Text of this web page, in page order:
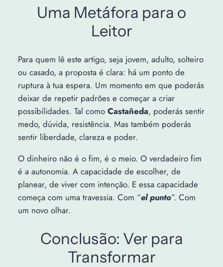
Uma Metáfora para o
Leitor
Para quem lê este artigo, seja jovem, adulto, solteiro
ou casado, a proposta é clara: há um ponto de
ruptura à tua espera. Um momento em que poderás
deixar de repetir padrões e começar a criar
possibilidades. Tal como Castañeda, poderás sentir
medo, dúvida, resistência. Mas também poderás
sentir liberdade, clareza e poder.
O dinheiro não é o fim, é o meio. O verdadeiro fim
é a autonomia. A capacidade de escolher, de
planear, de viver com intenção. E essa capacidade
começa com uma travessia. Com “el punto”. Com
um novo olhar.
Conclusão: Ver para
Transformar